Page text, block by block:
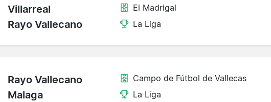
Villarreal
Rayo Vallecano
El Madrigal
La Liga
Rayo Vallecano
Malaga
Campo de Fútbol de Vallecas
La Liga